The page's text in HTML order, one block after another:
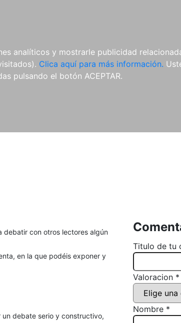
analíticos y mostrarle publicidad
Clica aquí para más información.
pulsando el botón ACEPTAR.
REVISTAS
CDS Y
DVDS
MATERIAL
debatir con otros lectores algún
en la que podéis exponer y
debate serio y constructivo,
Titulo de tu
Valoracion *
Nombre *